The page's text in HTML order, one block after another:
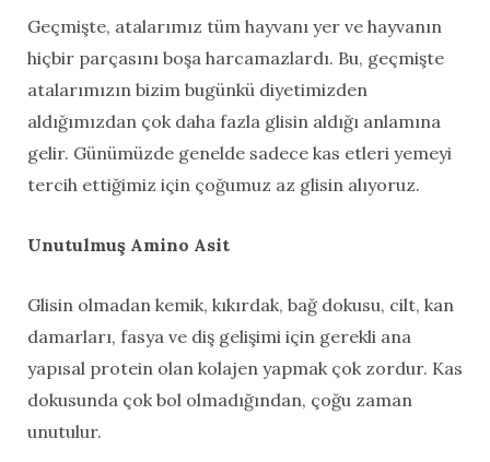
Geçmişte, atalarımız tüm hayvanı yer ve hayvanın
hiçbir parçasını boşa harcamazlardı. Bu, geçmişte
atalarımızın bizim bugünkü diyetimizden
aldığımızdan çok daha fazla glisin aldığı anlamına
gelir. Günümüzde genelde sadece kas etleri yemeyi
tercih ettiğimiz için çoğumuz az glisin alıyoruz.
Unutulmuş Amino Asit
Glisin olmadan kemik, kıkırdak, bağ dokusu, cilt, kan
damarları, fasya ve diş gelişimi için gerekli ana
yapısal protein olan kolajen yapmak çok zordur. Kas
dokusunda çok bol olmadığından, çoğu zaman
unutulur.